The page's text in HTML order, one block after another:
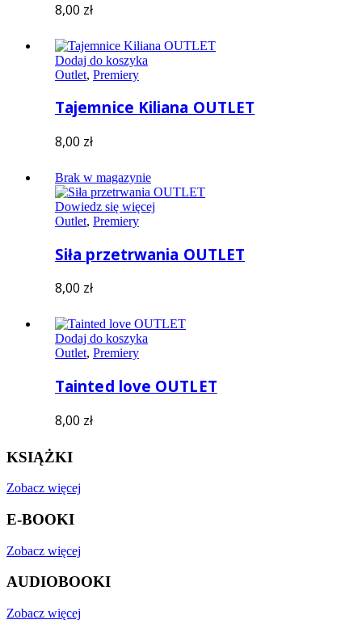
8,00 zł
Dodaj do koszyka
Outlet, Premiery
Tajemnice Kiliana OUTLET
8,00 zł
Brak w magazynie
Dowiedz się więcej
Outlet, Premiery
Siła przetrwania OUTLET
8,00 zł
Dodaj do koszyka
Outlet, Premiery
Tainted love OUTLET
8,00 zł
KSIĄŻKI
Zobacz więcej
E-BOOKI
Zobacz więcej
AUDIOBOOKI
Zobacz więcej